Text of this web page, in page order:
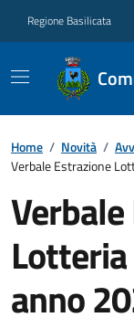
Regione Basilicata
Home / Novità /
Verbale Estrazione
Lotteria
anno